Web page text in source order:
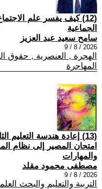
(12) كيف يفسر علم
الجماعية
سامح سعيد عبد العزيز
2026 / 8 / 9
الهجرة , العنصرية , حقوق
المهاجرة
(13) إعادة هندسة
امتحان المصير إلى نظام
والمهارات
مصطفى محمود مقلد
2026 / 8 / 9
التربية والتعليم والبحث